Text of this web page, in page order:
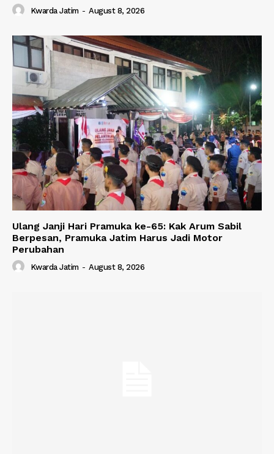
Kwarda Jatim - August 8, 2026
Ulang Janji Hari Pramuka ke-65: Kak Arum Sabil
Berpesan, Pramuka Jatim Harus Jadi Motor
Perubahan
Kwarda Jatim - August 8, 2026